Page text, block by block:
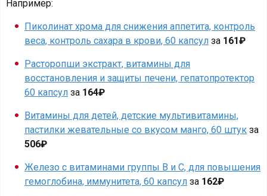
Например:
Пиколинат хрома для снижения аппетита, контроль
веса, контроль сахара в крови, 60 капсул за 161₽
Расторопши экстракт, витамины для
восстановления и защиты печени, гепатопротектор
60 капсул за 164₽
Витамины для детей, детские мультивитамины,
пастилки жевательные со вкусом манго, 60 штук за
506₽
Железо с витаминами группы В и С, для повышения
гемоглобина, иммунитета, 60 капсул за 162₽